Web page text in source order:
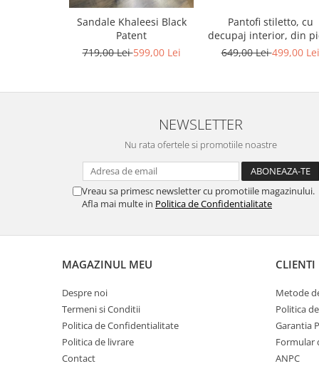
Sandale Khaleesi Black
Patent
719,00 Lei599,00 Lei
Pantofi stiletto, cu
decupaj interior, din
bronz
649,00 Lei499,00 Lei
NEWSLETTER
Nu rata ofertele si promotiile noastre
Vreau sa primesc newsletter cu promotiile magazinului.
Afla mai multe in Politica de Confidentialitate
MAGAZINUL MEU
Despre noi
Termeni si Conditii
Politica de Confidentialitate
Politica de livrare
Contact
CLIENTI
Metode
Politica
Garantia
Formular
ANPC